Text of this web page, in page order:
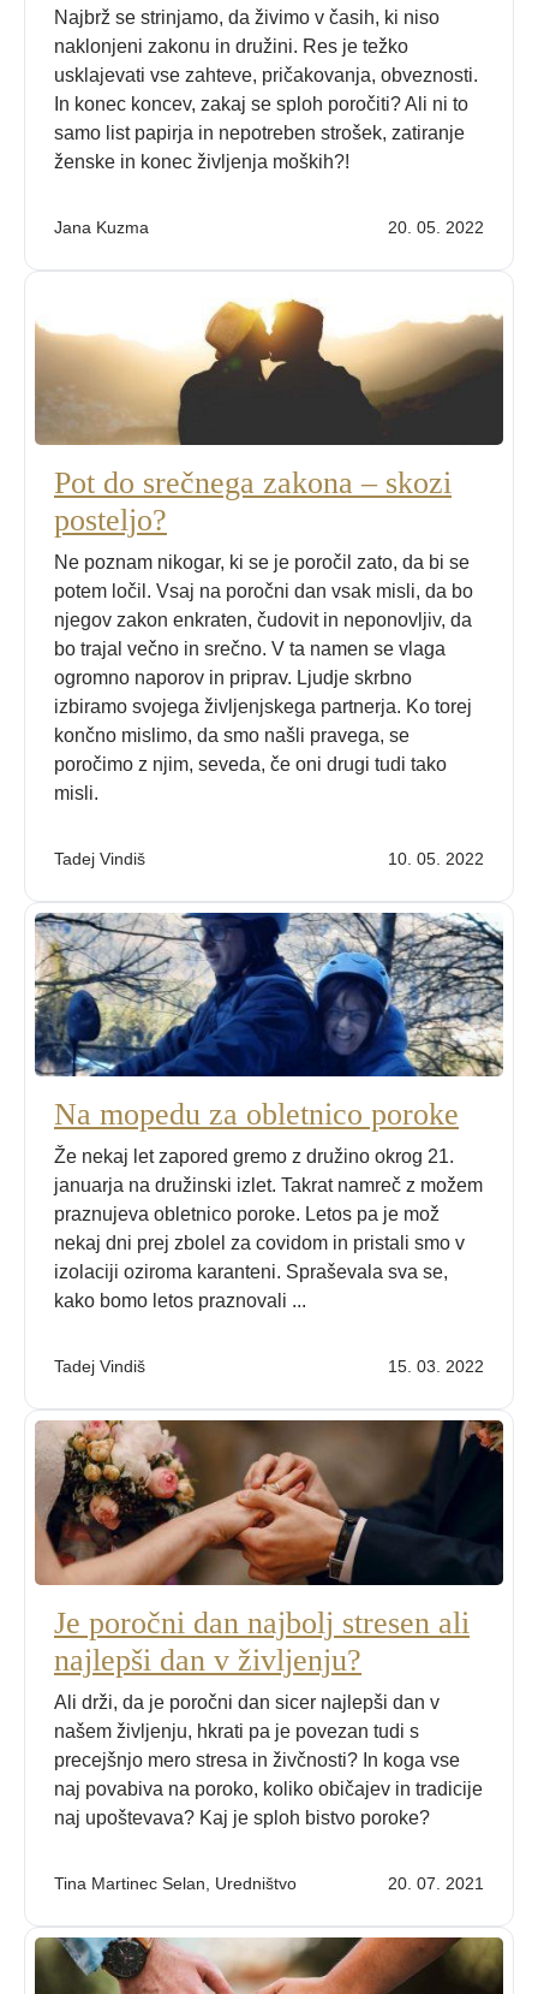
Najbrž se strinjamo, da živimo v časih, ki niso
naklonjeni zakonu in družini. Res je težko
usklajevati vse zahteve, pričakovanja, obveznosti.
In konec koncev, zakaj se sploh poročiti? Ali ni to
samo list papirja in nepotreben strošek, zatiranje
ženske in konec življenja moških?!
Jana Kuzma 20. 05. 2022
Pot do srečnega zakona – skozi
posteljo?
Ne poznam nikogar, ki se je poročil zato, da bi se
potem ločil. Vsaj na poročni dan vsak misli, da bo
njegov zakon enkraten, čudovit in neponovljiv, da
bo trajal večno in srečno. V ta namen se vlaga
ogromno naporov in priprav. Ljudje skrbno
izbiramo svojega življenjskega partnerja. Ko torej
končno mislimo, da smo našli pravega, se
poročimo z njim, seveda, če oni drugi tudi tako
misli.
Tadej Vindiš 10. 05. 2022
Na mopedu za obletnico poroke
Že nekaj let zapored gremo z družino okrog 21.
januarja na družinski izlet. Takrat namreč z možem
praznujeva obletnico poroke. Letos pa je mož
nekaj dni prej zbolel za covidom in pristali smo v
izolaciji oziroma karanteni. Spraševala sva se,
kako bomo letos praznovali ...
Tadej Vindiš 15. 03. 2022
Je poročni dan najbolj stresen ali
najlepši dan v življenju?
Ali drži, da je poročni dan sicer najlepši dan v
našem življenju, hkrati pa je povezan tudi s
precejšnjo mero stresa in živčnosti? In koga vse
naj povabiva na poroko, koliko običajev in tradicije
naj upoštevava? Kaj je sploh bistvo poroke?
Tina Martinec Selan, Uredništvo 20. 07. 2021